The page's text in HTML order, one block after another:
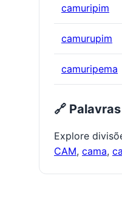
camuripim
camurupim
camuripema
🔗
Explore
CAM, cama,